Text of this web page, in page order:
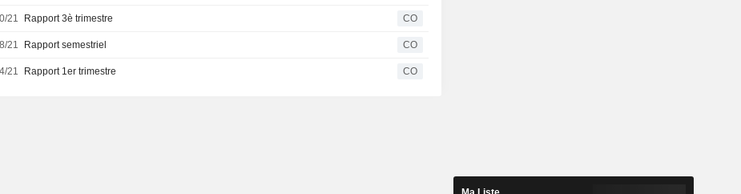
21 Rapport 3è trimestre CO
21 Rapport semestriel CO
21 Rapport 1er trimestre CO